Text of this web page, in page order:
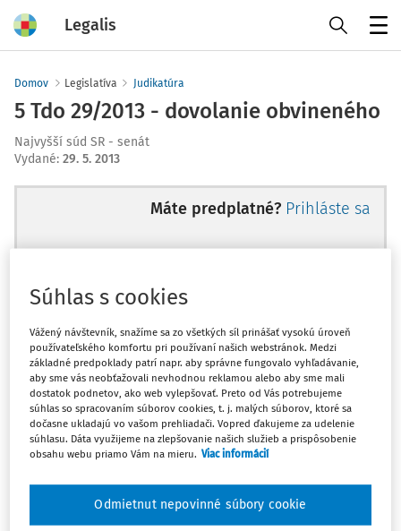
Legalis
Domov Legislatíva Judikatúra
5 Tdo 29/2013 - dovolanie obvineného
Najvyšší súd SR - senát
Vydané: 29. 5. 2013
Máte predplatné? Prihláste sa
Ups, zatiaľ ste si prečítali len
začiatok...
Celý odborný obsah z tejto oblasti je
dostupný predplatiteľom portálu.
obsahu a získajte prístup na 10 dní
zdarma, stačí sa len zaregistrovať.
Súhlas s cookies
Vážený návštevník, snažíme sa zo všetkých síl prinášať vysokú úroveň
používateľského komfortu pri používaní našich webstránok. Medzi
základné predpoklady patrí napr. aby správne fungovalo vyhľadávanie,
aby sme vás neobťažovali nevhodnou reklamou alebo aby sme mali
dostatok podnetov, ako web vylepšovať. Preto od Vás potrebujeme
súhlas so spracovaním súborov cookies, t. j. malých súborov, ktoré sa
dočasne ukladajú vo vašom prehliadači. Vopred ďakujeme za udelenie
súhlasu. Dáta využijeme na zlepšovanie našich služieb a prispôsobenie
obsahu webu priamo Vám na mieru. Viac informácií
Odmietnut nepovinné súbory cookie